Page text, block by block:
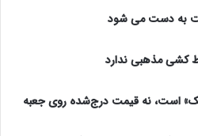
به دست می شود
کشی مذهبی ندارد
است، نه قیمت درج‌شده روی جعبه